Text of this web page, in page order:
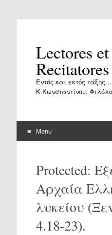
Lectores et
Recitatores
Εντός και εκτός
Κ.Κωνσταντίνου,
Menu
contentProtected:
Αρχαία
λυκείου
4.18-23).